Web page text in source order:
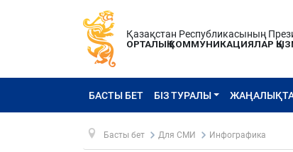
Қазақстан Республикасының
ОРТАЛЫҚ КОММУНИКАЦИЯЛАР
БАСТЫ БЕТ БІЗ ТУРАЛЫ
Басты бет Для СМИ Инфографика